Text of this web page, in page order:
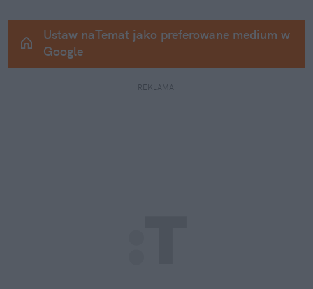
Ustaw naTemat jako preferowane medium w
Google
REKLAMA